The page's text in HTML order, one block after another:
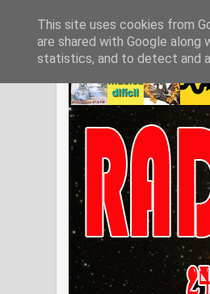
This site uses cookies from
are shared with Google
statistics, and to detect and